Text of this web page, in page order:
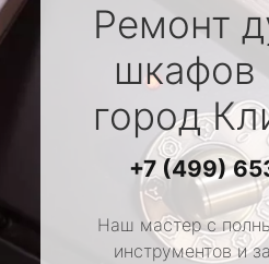
Ремонт
шкафов
город
+7 (499)
Наш мастер с
инструментов и